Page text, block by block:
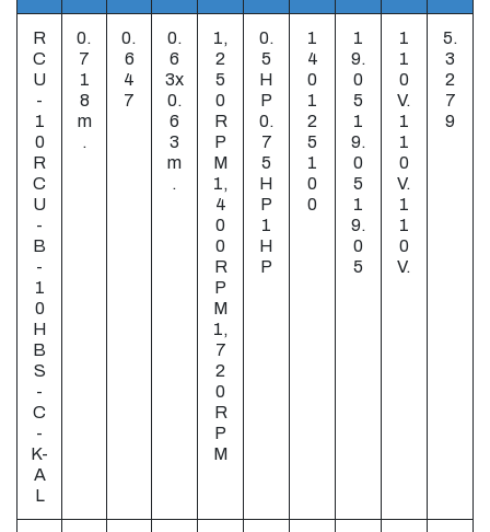
R
C
U
-
1
0
R
C
U
-
B
-
1
0
H
B
S
-
C
-
K-
A
L
0.
7
1
8
m
.
0.
6
4
7
0.
6
3x
0.
6
3
m
.
1,
2
5
0
R
P
M
1,
4
0
0
R
P
M
1,
7
2
0
R
P
M
0.
5
H
P
0.
7
5
H
P
1
H
P
1
4
0
1
2
5
1
0
0
1
9.
0
5
1
9.
0
5
1
9.
0
5
1
1
0
V.
1
1
0
V.
1
1
0
V.
5.
3
2
7
9